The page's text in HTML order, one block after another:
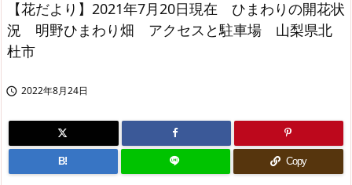
【花だより】2021年7月20日現在 ひまわりの開花状
況 明野ひまわり畑 アクセスと駐車場 山梨県北
杜市
 2022年8月24日
B! Copy